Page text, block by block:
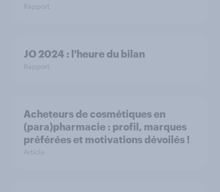
Rapport
JO 2024 : l'heure du bilan
Rapport
Acheteurs de cosmétiques en
(para)pharmacie : profil, marques
préférées et motivations dévoilés !
Article